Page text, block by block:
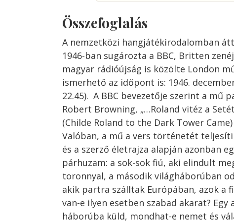
Összefoglalás
A nemzetközi hangjátékirodalomban
1946-ban sugározta a BBC, Britten
magyar rádióújság is közölte London
ismerhető az időpont is: 1946.
22.45). A BBC bevezetője szerint a mű
Robert Browning, „…Roland vitéz a
(Childe Roland to the Dark Tower
Valóban, a mű a vers történetét
és a szerző életrajza alapján azonban
párhuzam: a sok-sok fiú, aki elindult
toronnyal, a második világháborúban
akik partra szálltak Európában, azok a
van-e ilyen esetben szabad akarat? Egy
háborúba küld, mondhat-e nemet és